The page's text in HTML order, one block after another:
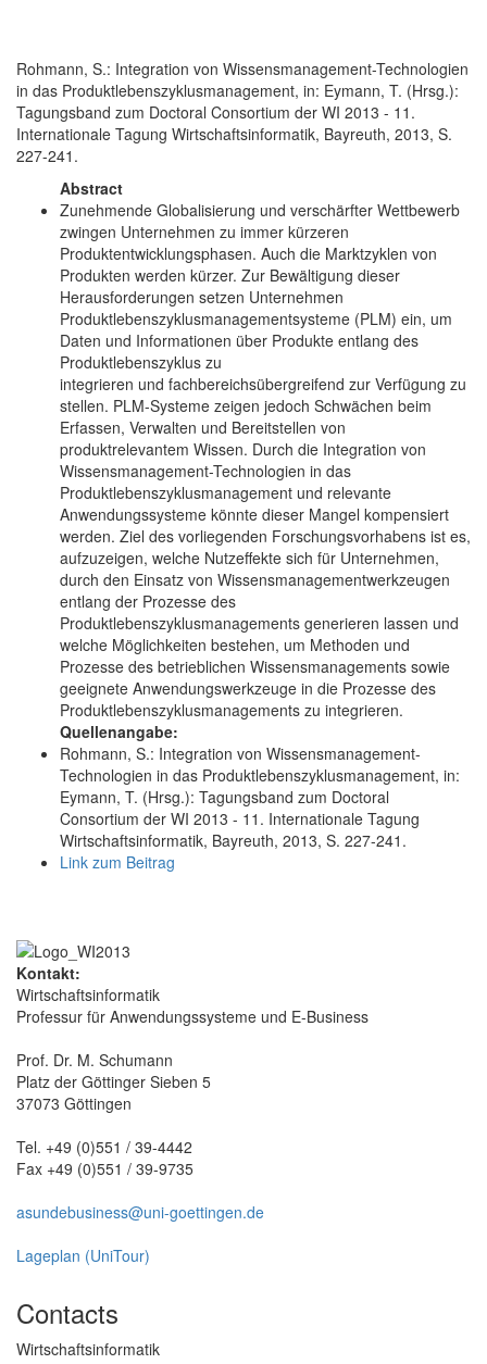
Rohmann, S.: Integration von Wissensmanagement-Technologien
in das Produktlebenszyklusmanagement, in: Eymann, T. (Hrsg.):
Tagungsband zum Doctoral Consortium der WI 2013 - 11.
Internationale Tagung Wirtschaftsinformatik, Bayreuth, 2013, S.
227-241.
Abstract
Zunehmende Globalisierung und verschärfter Wettbewerb
zwingen Unternehmen zu immer kürzeren
Produktentwicklungsphasen. Auch die Marktzyklen von
Produkten werden kürzer. Zur Bewältigung dieser
Herausforderungen setzen Unternehmen
Produktlebenszyklusmanagementsysteme (PLM) ein, um
Daten und Informationen über Produkte entlang des
Produktlebenszyklus zu
integrieren und fachbereichsübergreifend zur Verfügung zu
stellen. PLM-Systeme zeigen jedoch Schwächen beim
Erfassen, Verwalten und Bereitstellen von
produktrelevantem Wissen. Durch die Integration von
Wissensmanagement-Technologien in das
Produktlebenszyklusmanagement und relevante
Anwendungssysteme könnte dieser Mangel kompensiert
werden. Ziel des vorliegenden Forschungsvorhabens ist es,
aufzuzeigen, welche Nutzeffekte sich für Unternehmen,
durch den Einsatz von Wissensmanagementwerkzeugen
entlang der Prozesse des
Produktlebenszyklusmanagements generieren lassen und
welche Möglichkeiten bestehen, um Methoden und
Prozesse des betrieblichen Wissensmanagements sowie
geeignete Anwendungswerkzeuge in die Prozesse des
Produktlebenszyklusmanagements zu integrieren.
Quellenangabe:
Rohmann, S.: Integration von Wissensmanagement-
Technologien in das Produktlebenszyklusmanagement, in:
Eymann, T. (Hrsg.): Tagungsband zum Doctoral
Consortium der WI 2013 - 11. Internationale Tagung
Wirtschaftsinformatik, Bayreuth, 2013, S. 227-241.
Link zum Beitrag
Kontakt:
Wirtschaftsinformatik
Professur für Anwendungssysteme und E-Business
Prof. Dr. M. Schumann
Platz der Göttinger Sieben 5
37073 Göttingen
Tel. +49 (0)551 / 39-4442
Fax +49 (0)551 / 39-9735
asundebusiness@uni-goettingen.de
Lageplan (UniTour)
Contacts
Wirtschaftsinformatik